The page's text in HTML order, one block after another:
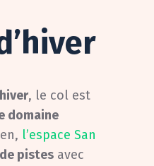
, le col est
domaine
l’espace San
pistes avec